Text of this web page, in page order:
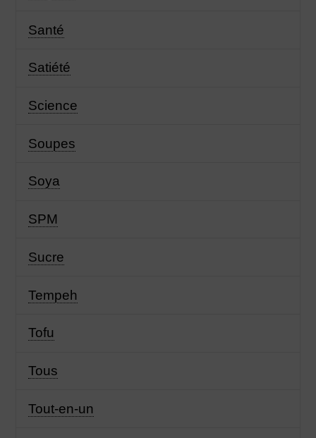
Santé
Satiété
Science
Soupes
Soya
SPM
Sucre
Tempeh
Tofu
Tous
Tout-en-un